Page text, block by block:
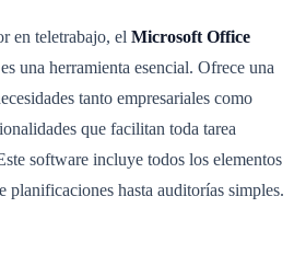
en teletrabajo, el Microsoft Office
es una herramienta esencial. Ofrece una
tanto empresariales como
que facilitan toda tarea
software incluye todos los elementos
planificaciones hasta auditorías simples.